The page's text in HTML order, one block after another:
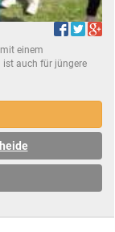
einem
ist auch für jüngere